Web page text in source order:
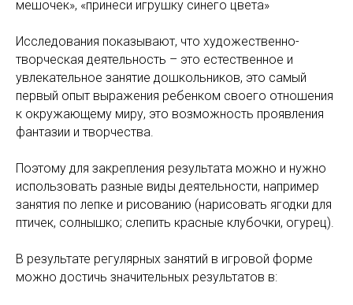
мешочек», «принеси игрушку синего цвета»
Исследования показывают, что художественно-
творческая деятельность – это естественное и
увлекательное занятие дошкольников, это самый
первый опыт выражения ребенком своего отношения
к окружающему миру, это возможность проявления
фантазии и творчества.
Поэтому для закрепления результата можно и нужно
использовать разные виды деятельности, например
занятия по лепке и рисованию (нарисовать ягодки для
птичек, солнышко; слепить красные клубочки, огурец).
В результате регулярных занятий в игровой форме
можно достичь значительных результатов в: